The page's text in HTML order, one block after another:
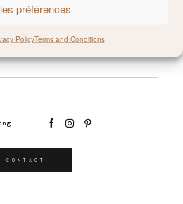
préférences
PolicyTerms and Conditions
CONTACT